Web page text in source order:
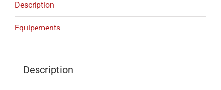
Description
Equipements
Description